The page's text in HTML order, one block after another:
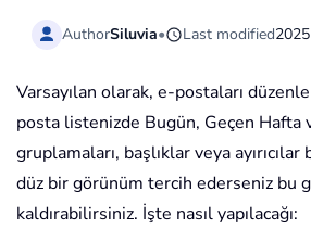
AuthorSiluvia• Last modified
Varsayılan olarak, e-postaları
posta listenizde Bugün, Geçen Hafta
gruplamaları, başlıklar veya
düz bir görünüm tercih ederseniz bu
kaldırabilirsiniz. İşte nasıl yapılacağı: